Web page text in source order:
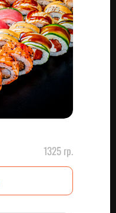
1325 гр.